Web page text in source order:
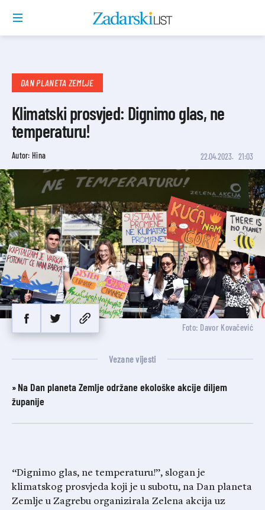
DAN PLANETA ZEMLJE
Klimatski prosvjed: Dignimo glas, ne
temperaturu!
Autor: Hina 22.04.2023. 21:03
Foto: Davor Kovačević
Vezane vijesti
Na Dan planeta Zemlje održane ekološke akcije diljem
županije
“Dignimo glas, ne temperaturu!”, slogan je
klimatskog prosvjeda koji je u subotu, na Dan planeta
Zemlje u Zagrebu organizirala Zelena akcija uz